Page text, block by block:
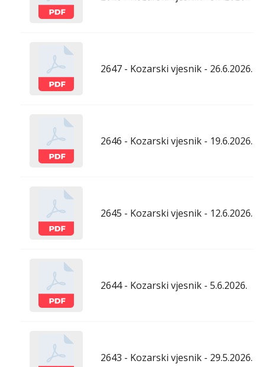
2647 - Kozarski vjesnik - 26.6.2026.
2646 - Kozarski vjesnik - 19.6.2026.
2645 - Kozarski vjesnik - 12.6.2026.
2644 - Kozarski vjesnik - 5.6.2026.
2643 - Kozarski vjesnik - 29.5.2026.